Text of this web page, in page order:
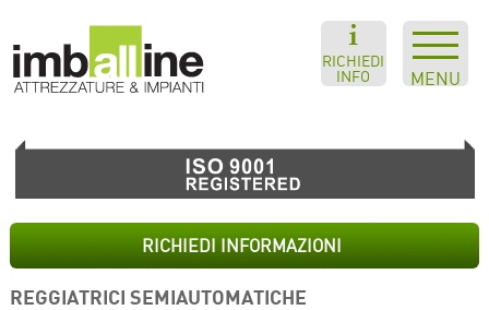
MENU
RICHIEDI
INFO
RICHIEDI INFORMAZIONI
REGGIATRICI SEMIAUTOMATICHE